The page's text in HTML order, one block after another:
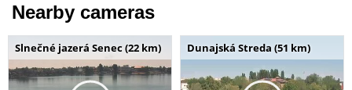
Nearby cameras
Slnečné jazerá Senec (22 km) Dunajská Streda (51 km)